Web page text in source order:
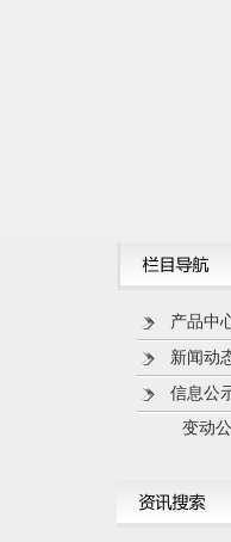
产品中
新闻动
信息公
变动